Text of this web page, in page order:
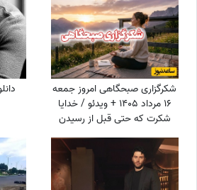
قهرمان مستر المپیا است هیچ
فرقی برای موضوع ویزا ندارد
شکرگزاری صبحگاهی امروز جمعه
16 مرداد 1405 + ویدئو / خدایا
شکرت که حتی قبل از رسیدن
آرزوهایم، آرامشِ ایمان به اجابت
را در دلم قرار دادی